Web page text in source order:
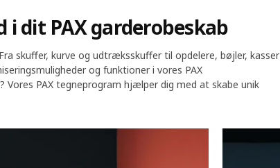
dit PAX garderobeskab
skuffer, kurve og udtræksskuffer til opdelere, bøjler, kasser
og funktioner i vores PAX
PAX tegneprogram hjælper dig med at skabe unik